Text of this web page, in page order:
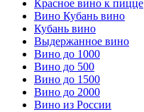
Красное вино к пицце
Вино Кубань вино
Кубань вино
Выдержанное вино
Вино до 1000
Вино до 500
Вино до 1500
Вино до 2000
Вино из России